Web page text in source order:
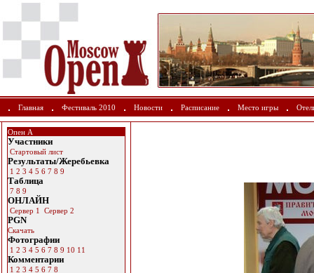
Главная Фестиваль 2010 Новости Расписание Место игры
Опен А
Участники
Стартовый лист
Результаты/Жеребьевка
1 2 3 4 5 6 7 8 9
Таблица
7 8 9
ОНЛАЙН
Сервер 1 Сервер 2
PGN
Скачать
Фотографии
1 2 3 4 5 6 7 8 9 10 11
Комментарии
1 2 3 4 5 6 7 8